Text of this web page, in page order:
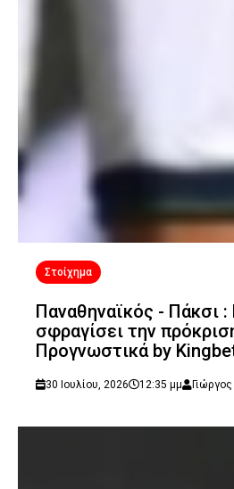
Στοίχημα
Παναθηναϊκός - Πάκσι :
σφραγίσει την
Προγνωστικά by
30 Ιουλίου, 2026 12:35 μμ